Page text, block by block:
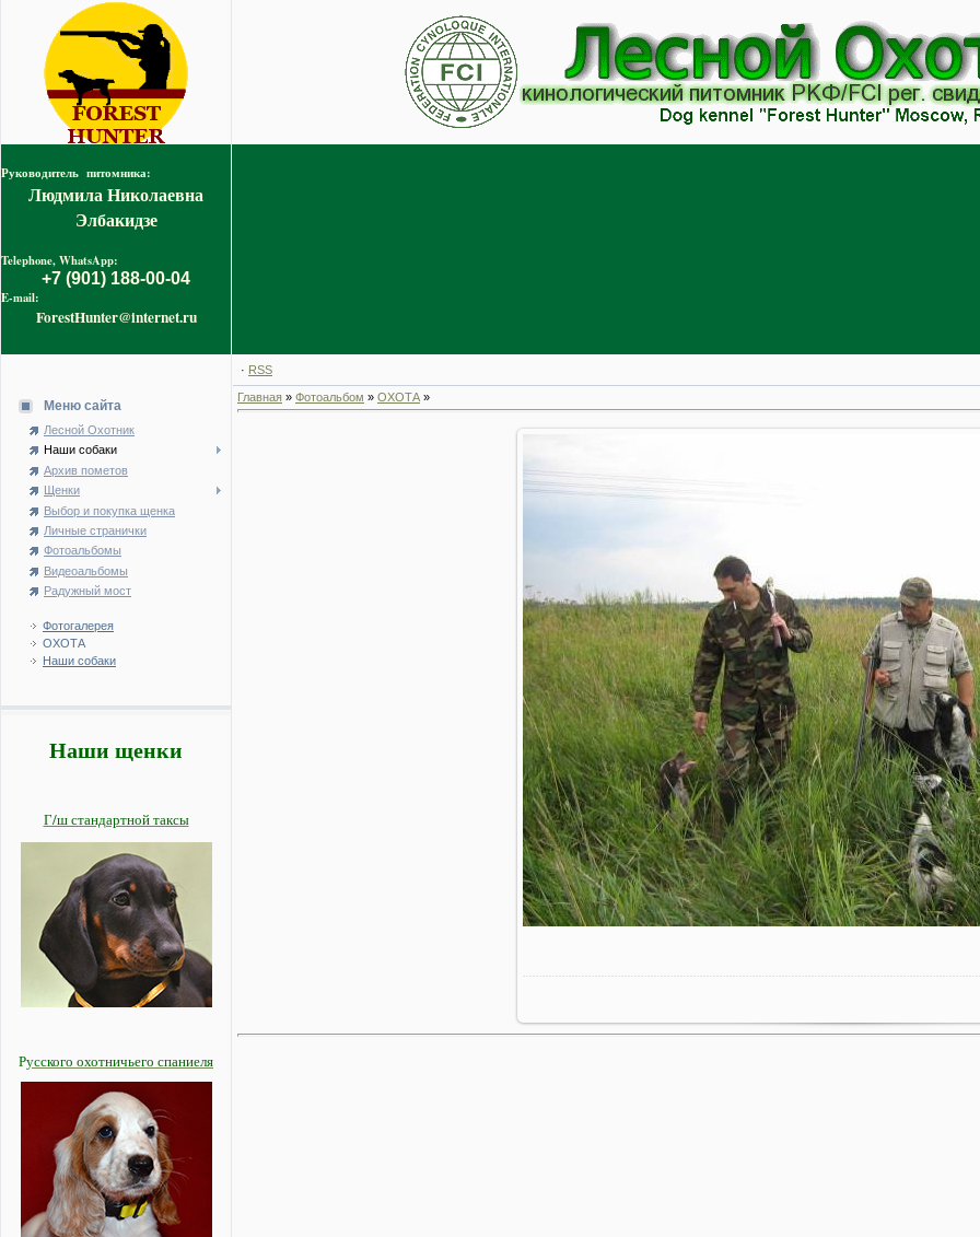
Руководитель питомника:
Людмила Николаевна
Элбакидзе
Telephone, WhatsApp:
+7 (901) 188-00-04
E-mail:
ForestHunter@internet.ru
Меню сайта
Лесной Охотник
Наши собаки
Архив пометов
Щенки
Выбор и покупка щенка
Личные странички
Фотоальбомы
Видеоальбомы
Радужный мост
Фотогалерея
ОХОТА
Наши собаки
Наши щенки
Г/ш стандартной таксы
Русского охотничьего спаниеля
· RSS
Главная » Фотоальбом » ОХОТА »